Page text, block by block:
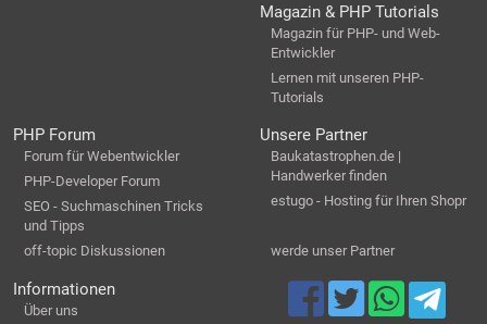
Magazin & PHP Tutorials
Magazin für PHP- und Web-
Entwickler
Lernen mit unseren PHP-
Tutorials
PHP Forum
Forum für Webentwickler
PHP-Developer Forum
SEO - Suchmaschinen Tricks
und Tipps
off-topic Diskussionen
Unsere Partner
Baukatastrophen.de |
Handwerker finden
estugo - Hosting für Ihren Shopr
werde unser Partner
Informationen
Über uns